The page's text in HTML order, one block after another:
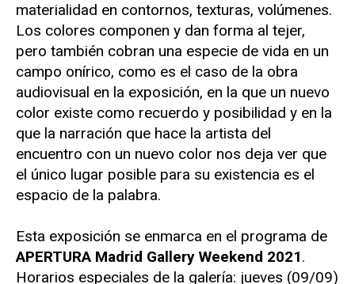
materialidad en contornos, texturas, volúmenes.
Los colores componen y dan forma al tejer,
pero también cobran una especie de vida en un
campo onírico, como es el caso de la obra
audiovisual en la exposición, en la que un nuevo
color existe como recuerdo y posibilidad y en la
que la narración que hace la artista del
encuentro con un nuevo color nos deja ver que
el único lugar posible para su existencia es el
espacio de la palabra.
Esta exposición se enmarca en el programa de
APERTURA Madrid Gallery Weekend 2021.
Horarios especiales de la galería: jueves (09/09)